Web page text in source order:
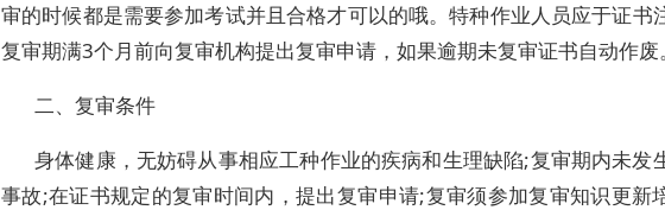
审的时候都是需要参加考试并且合格才可以的哦。特种作业人员应于证书
复审期满3个月前向复审机构提出复审申请，如果逾期未复审证书自动作废。
二、复审条件
身体健康，无妨碍从事相应工种作业的疾病和生理缺陷;复审期内未发
事故;在证书规定的复审时间内，提出复审申请;复审须参加复审知识更新